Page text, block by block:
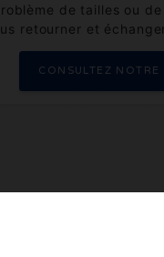
de tailles ou
retourner et
CONSULTEZ NOTRE